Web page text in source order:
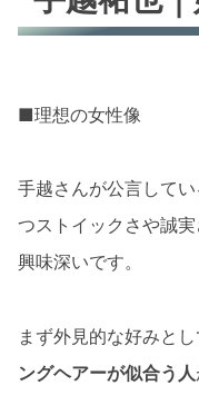
■理想の女性像
手越さんが公言してい
つストイックさや誠
興味深いです。
まず外見的な好みとし
ングヘアーが似合う人